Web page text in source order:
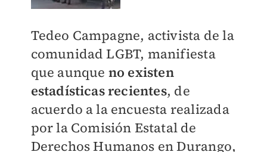
Tedeo Campagne, activista de la
comunidad LGBT, manifiesta
que aunque no existen
estadísticas recientes, de
acuerdo a la encuesta realizada
por la Comisión Estatal de
Derechos Humanos en Durango,